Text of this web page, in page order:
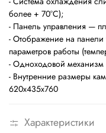
более + 70°C);
- Панель управления —
- Отображение на панели
параметров работы
- Одноходовой механизм
- Внутренние размеры
620х435х760
Характеристики